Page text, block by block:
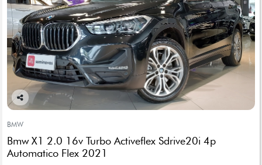
Co
arti
lhe
BMW
Bmw X1 2.0 16v Turbo Activeflex Sdrive20i 4p
Automatico Flex 2021